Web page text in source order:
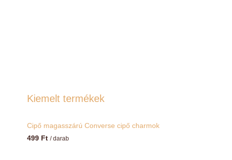
Kiemelt termékek
Cipő magasszárú Converse cipő charmok
499 Ft / darab